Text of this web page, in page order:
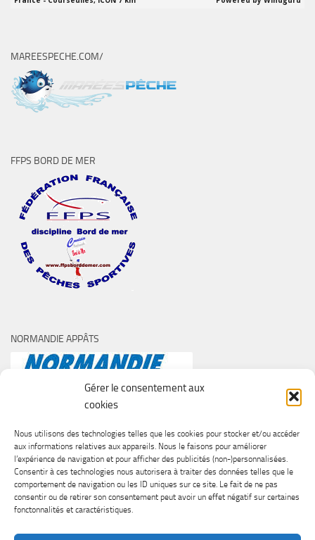
Gérer le consentement aux
cookies
Nous utilisons des technologies telles que les cookies pour stocker et/ou accéder
aux informations relatives aux appareils. Nous le faisons pour améliorer
l’expérience de navigation et pour afficher des publicités (non-)personnalisées.
Consentir à ces technologies nous autorisera à traiter des données telles que le
comportement de navigation ou les ID uniques sur ce site. Le fait de ne pas
consentir ou de retirer son consentement peut avoir un effet négatif sur certaines
fonctonnalités et caractéristiques.
MAREESPECHE.COM/
FFPS BORD DE MER
NORMANDIE APPÂTS